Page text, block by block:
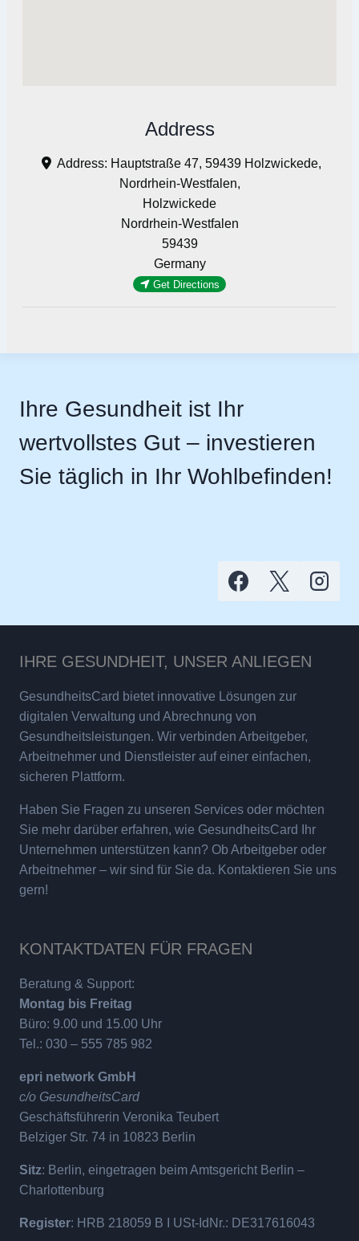
Address
Address: Hauptstraße 47, 59439 Holzwickede,
Nordrhein-Westfalen,
Holzwickede
Nordrhein-Westfalen
59439
Germany
Get Directions
Ihre Gesundheit ist Ihr
wertvollstes Gut – investieren
Sie täglich in Ihr Wohlbefinden!
IHRE GESUNDHEIT, UNSER ANLIEGEN
GesundheitsCard bietet innovative Lösungen zur
digitalen Verwaltung und Abrechnung von
Gesundheitsleistungen. Wir verbinden Arbeitgeber,
Arbeitnehmer und Dienstleister auf einer einfachen,
sicheren Plattform.
Haben Sie Fragen zu unseren Services oder möchten
Sie mehr darüber erfahren, wie GesundheitsCard Ihr
Unternehmen unterstützen kann? Ob Arbeitgeber oder
Arbeitnehmer – wir sind für Sie da. Kontaktieren Sie uns
gern!
KONTAKTDATEN FÜR FRAGEN
Beratung & Support:
Montag bis Freitag
Büro: 9.00 und 15.00 Uhr
Tel.: 030 – 555 785 982
epri network GmbH
c/o GesundheitsCard
Geschäftsführerin Veronika Teubert
Belziger Str. 74 in 10823 Berlin
Sitz: Berlin, eingetragen beim Amtsgericht Berlin –
Charlottenburg
Register: HRB 218059 B I USt-IdNr.: DE317616043